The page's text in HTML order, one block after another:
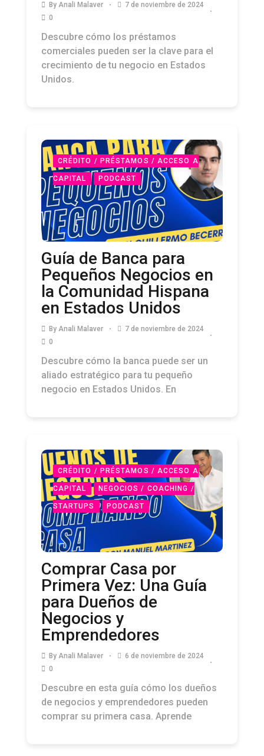
By Anali Malaver
7 de noviembre de 2024
0
Descubre cómo los préstamos
comerciales pueden ser la clave para el
crecimiento de tu negocio en Estados
Unidos.
CRÉDITO / PRÉSTAMOS / ACCESO A
CAPITAL PODCAST
Guía de Banca para
Pequeños Negocios en
la Comunidad Hispana
en Estados Unidos
By Anali Malaver
7 de noviembre de 2024
0
Descubre cómo la banca puede ser un
aliado estratégico para tu pequeño
negocio en Estados Unidos. En
CRÉDITO / PRÉSTAMOS / ACCESO A
CAPITAL NEGOCIOS / COACHING /
STARTUPS PODCAST
Comprar Casa por
Primera Vez: Una Guía
para Dueños de
Negocios y
Emprendedores
By Anali Malaver
6 de noviembre de 2024
0
Descubre en esta guía cómo los dueños
de negocios y emprendedores pueden
comprar su primera casa. Aprende